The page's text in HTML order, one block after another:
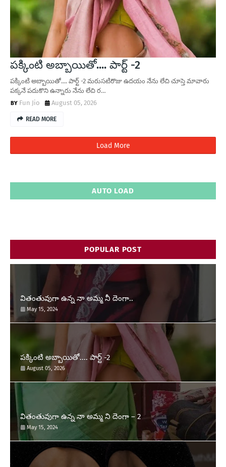
పక్కింటి అబ్బాయితో.... పార్ట్ -2
పక్కింటి అబ్బాయితో.... పార్ట్ -2 మరుసటిరొజు ఉదయం నేను లేచి చూస్తె మావారు
పక్కనే పదుకొని ఉన్నారు నేను లేచి ర…
Fun Jio
August 05, 2026
READ MORE
Load More
AUTO LOAD
POPULAR POST
వితంతువుగా ఉన్న నా అమ్మ నీ దెంగా..
May 15, 2024
పక్కింటి అబ్బాయితో.... పార్ట్ -2
August 05, 2026
వితంతువుగా ఉన్న నా అమ్మ ని దెంగా – 2
May 15, 2024